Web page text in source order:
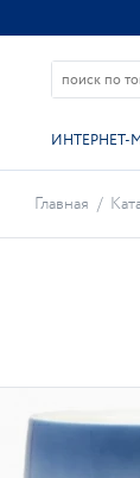
ИНТЕРНЕТ-
Главная /